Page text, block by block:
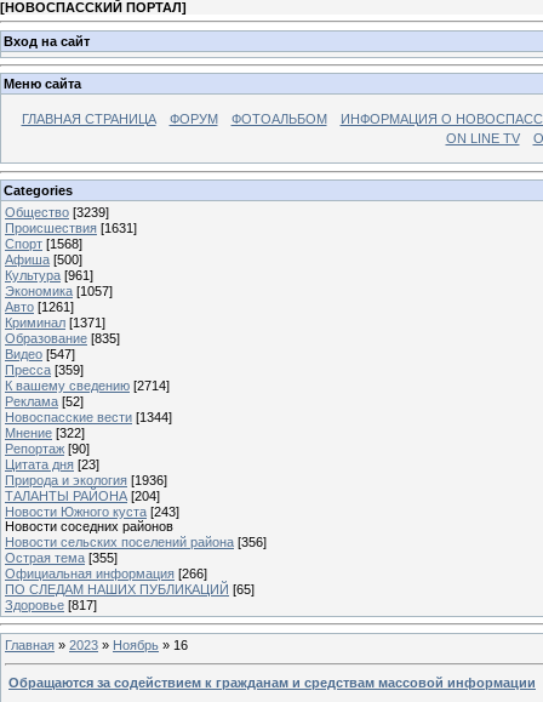
[НОВОСПАССКИЙ ПОРТАЛ]
Вход на сайт
Меню сайта
ГЛАВНАЯ СТРАНИЦА ФОРУМ ФОТОАЛЬБОМ
ИНФОРМАЦИЯ О
ON LINE TV
Categories
Общество [3239]
Происшествия [1631]
Спорт [1568]
Афиша [500]
Культура [961]
Экономика [1057]
Авто [1261]
Криминал [1371]
Образование [835]
Видео [547]
Пресса [359]
К вашему сведению [2714]
Реклама [52]
Новоспасские вести [1344]
Мнение [322]
Репортаж [90]
Цитата дня [23]
Природа и экология [1936]
ТАЛАНТЫ РАЙОНА [204]
Новости Южного куста [243]
Новости соседних районов
Новости сельских поселений района [356]
Острая тема [355]
Официальная информация [266]
ПО СЛЕДАМ НАШИХ ПУБЛИКАЦИЙ [65]
Здоровье [817]
Главная » 2023 » Ноябрь » 16
Обращаются за содействием к гражданам и средствам массовой информации